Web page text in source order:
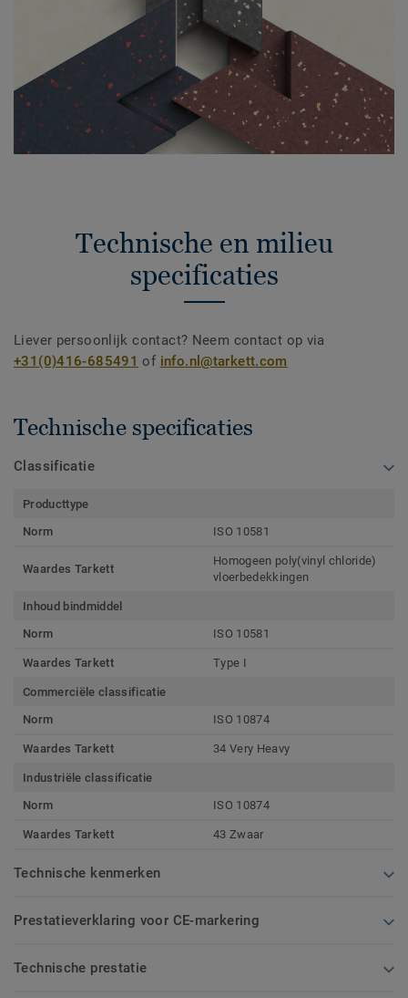
Technische en milieu
specificaties
Liever persoonlijk contact? Neem contact op via
+31(0)416-685491 of info.nl@tarkett.com
Technische specificaties
Classificatie
Producttype
Norm
ISO 10581
Waardes Tarkett
Homogeen poly(vinyl chloride)
vloerbedekkingen
Inhoud bindmiddel
Norm
ISO 10581
Waardes Tarkett Type I
Commerciële classificatie
Norm
ISO 10874
Waardes Tarkett 34 Very Heavy
Industriële classificatie
Norm
ISO 10874
Waardes Tarkett 43 Zwaar
Technische kenmerken
Prestatieverklaring voor CE-markering
Technische prestatie